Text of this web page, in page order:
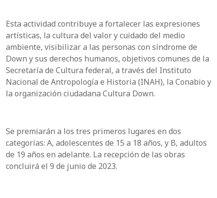
Esta actividad contribuye a fortalecer las expresiones
artísticas, la cultura del valor y cuidado del medio
ambiente, visibilizar a las personas con síndrome de
Down y sus derechos humanos, objetivos comunes de la
Secretaría de Cultura federal, a través del Instituto
Nacional de Antropología e Historia (INAH), la Conabio y
la organización ciudadana Cultura Down.
Se premiarán a los tres primeros lugares en dos
categorías: A, adolescentes de 15 a 18 años, y B, adultos
de 19 años en adelante. La recepción de las obras
concluirá el 9 de junio de 2023.